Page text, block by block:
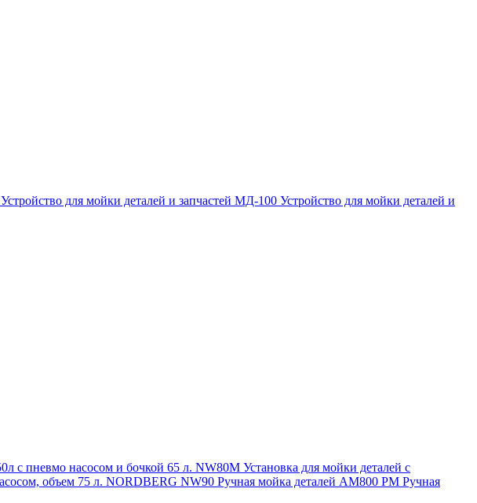
Устройство для мойки деталей и запчастей МД-100 Устройство для мойки деталей и
с пневмо насосом и бочкой 65 л. NW80M Установка для мойки деталей с
объем 75 л. NORDBERG NW90 Ручная мойка деталей АМ800 РМ Ручная